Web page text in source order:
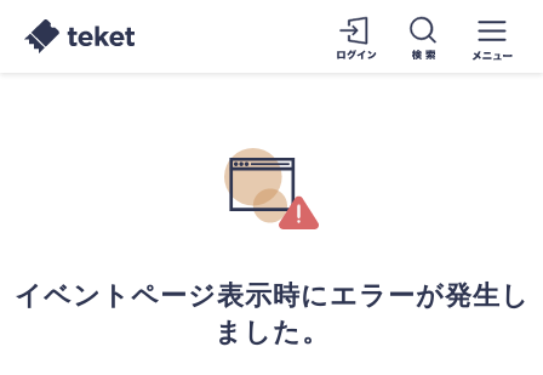
イベントページ表示時にエラーが発生し
ました。